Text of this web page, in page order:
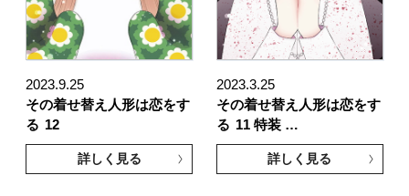
2023.9.25
その着せ替え人形は恋をす
る 12
詳しく見る
2023.3.25
その着せ替え人形は恋をす
る 11 特装 …
詳しく見る